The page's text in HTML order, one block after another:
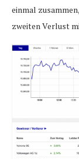
einmal
zweiten Verlust